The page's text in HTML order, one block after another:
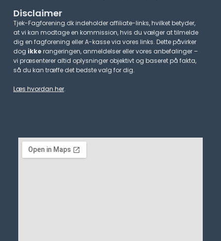
Disclaimer
Tjek-Fagforening.dk indeholder affiliate-links, hvilket betyder,
at vi kan modtage en kommission, hvis du vælger at tilmelde
dig en fagforening eller A-kasse via vores links. Dette påvirker
dog ikkerangeringen, anmeldelser eller vores anbefalinger –
vi præsenterer altid oplysninger objektivt og baseret på fakta,
så du kan træffe det bedste valg for dig.
Læs hvordan her.